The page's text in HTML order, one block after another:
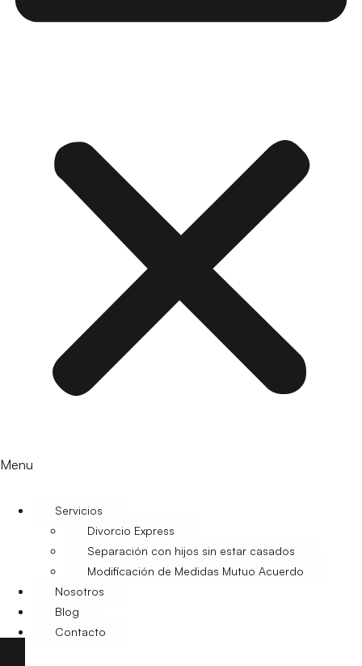
Menu
Servicios
Divorcio Express
Separación con hijos sin estar casados
Modificación de Medidas Mutuo Acuerdo
Nosotros
Blog
Contacto